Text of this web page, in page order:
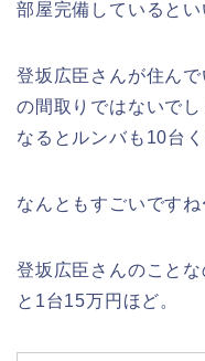
部屋完備しているとい
登坂広臣さんが住ん
の間取りではないで
なるとルンバも10台
なんともすごいですね
登坂広臣さんのこと
と1台15万円ほど。